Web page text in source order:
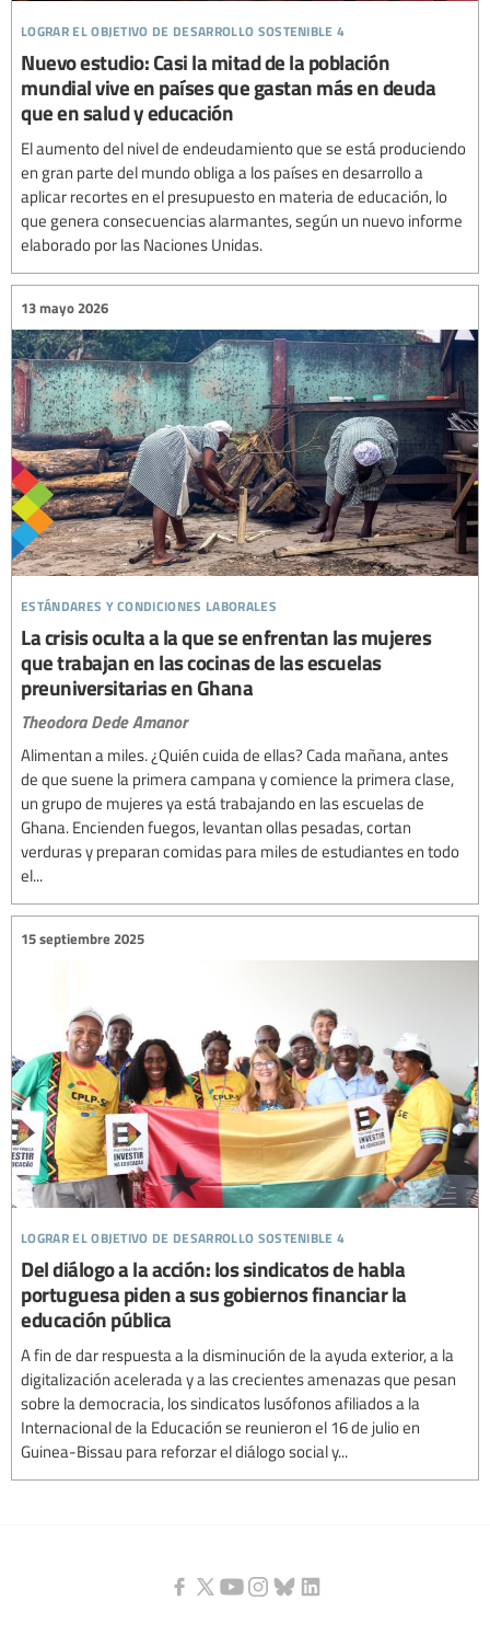
lograr el objetivo de desarrollo sostenible 4
Nuevo estudio: Casi la mitad de la población
mundial vive en países que gastan más en deuda
que en salud y educación
El aumento del nivel de endeudamiento que se está produciendo
en gran parte del mundo obliga a los países en desarrollo a
aplicar recortes en el presupuesto en materia de educación, lo
que genera consecuencias alarmantes, según un nuevo informe
elaborado por las Naciones Unidas.
estándares y condiciones laborales
13 mayo 2026
La crisis oculta a la que se enfrentan las mujeres
que trabajan en las cocinas de las escuelas
preuniversitarias en Ghana
Theodora Dede Amanor
Alimentan a miles. ¿Quién cuida de ellas? Cada mañana, antes
de que suene la primera campana y comience la primera clase,
un grupo de mujeres ya está trabajando en las escuelas de
Ghana. Encienden fuegos, levantan ollas pesadas, cortan
verduras y preparan comidas para miles de estudiantes en todo
el...
lograr el objetivo de desarrollo sostenible 4
15 septiembre 2025
Del diálogo a la acción: los sindicatos de habla
portuguesa piden a sus gobiernos financiar la
educación pública
A fin de dar respuesta a la disminución de la ayuda exterior, a la
digitalización acelerada y a las crecientes amenazas que pesan
sobre la democracia, los sindicatos lusófonos afiliados a la
Internacional de la Educación se reunieron el 16 de julio en
Guinea-Bissau para reforzar el diálogo social y...